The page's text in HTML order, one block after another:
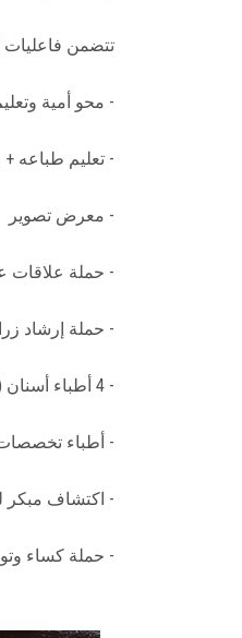
تتضمن فاعليات
- محو أمية
- تعليم طباعه
- معرض تصوير
- حملة علاقات
- حملة إرشاد
- 4 أطباء أسنان (تشخيص - جراحة)
- أطباء تخصصات جلدية + 3 أطباء صحة
- اكتشاف مبكر
- حملة كساء